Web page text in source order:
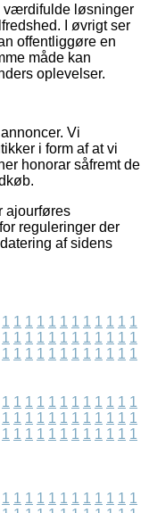
værdifulde løsninger
I øvrigt ser
offentliggøre en
måde kan
oplevelser.
Vi
i form af at vi
honorar såfremt de
ajourføres
reguleringer der
af sidens
1 1 1 1 1 1 1 1 1 1 1 1
1 1 1 1 1 1 1 1 1 1 1 1
1 1 1 1 1 1 1 1 1 1 1 1
1 1 1 1 1 1 1 1 1 1 1 1
1 1 1 1 1 1 1 1 1 1 1 1
1 1 1 1 1 1 1 1 1 1 1 1
1 1 1 1 1 1 1 1 1 1 1 1